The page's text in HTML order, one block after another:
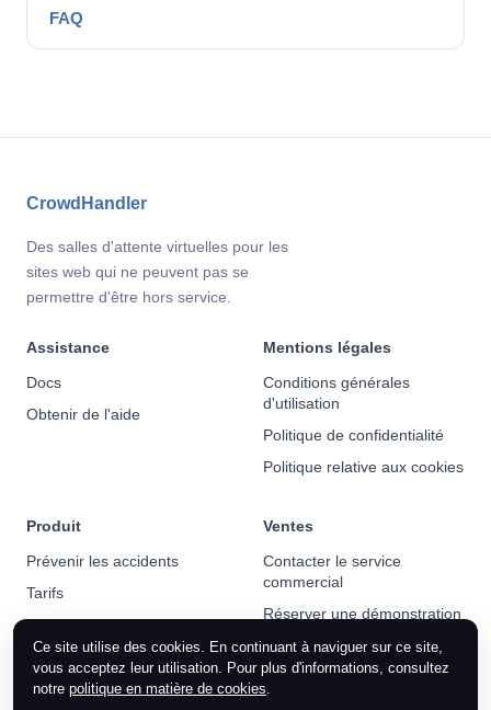
FAQ
CrowdHandler
Des salles d'attente virtuelles pour les
sites web qui ne peuvent pas se
permettre d'être hors service.
Assistance
Docs
Obtenir de l'aide
Mentions légales
Conditions générales
d'utilisation
Politique de confidentialité
Politique relative aux cookies
Produit
Prévenir les accidents
Tarifs
Actualités
Ventes
Contacter le service
commercial
Réserver une démonstration
Ce site utilise des cookies. En continuant à naviguer sur ce site,
vous acceptez leur utilisation. Pour plus d'informations, consultez
notre politique en matière de cookies.